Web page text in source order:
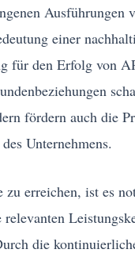
Ausführungen
einer
für den Erfolg von
fördern auch die
Unternehmens.
zu erreichen, ist es
die